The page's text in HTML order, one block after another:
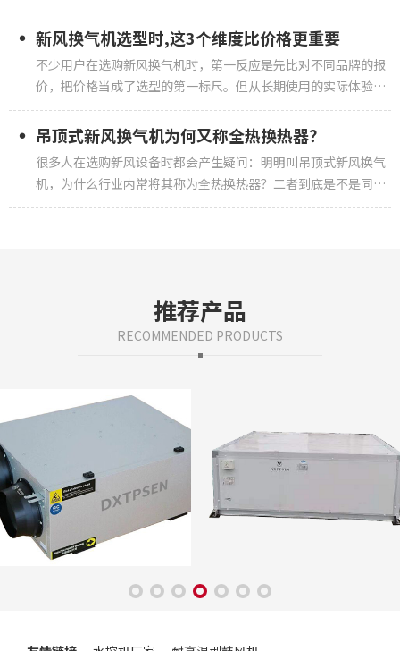
全热新风换气机作为新一代空气处理设备，正在成为浴室升级的
优选方案，它跳出了单一排气的局限，通过双向换气+能量回收
的设计，从根源上解决潮湿、异味、噪音等长期困扰浴室的痛
点。一、从根源解决潮湿...
新风换气机选型时,这3个维度比价格更重要
不少用户在选购新风换气机时，第一反应是先比对不同品牌的报
价，把价格当成了选型的第一标尺。但从长期使用的实际体验来
看，只盯着低价选设备，往往会在后续几年的运行中付出更高的
隐形成本。真正决定新风系统能不能用得省心、能不能真正改善
个核心维度，它们的重...
吊顶式新风换气机为何又称全热换热器？
很多人在选购新风设备时都会产生疑问：明明叫吊顶式新风换气
机，为什么行业内常将其称为全热换热器？二者到底是不是同一
种产品？其实这个叫法并非随意称呼，而是由产品的结构特点、
推荐产品
RECOMMENDED PRODUCTS